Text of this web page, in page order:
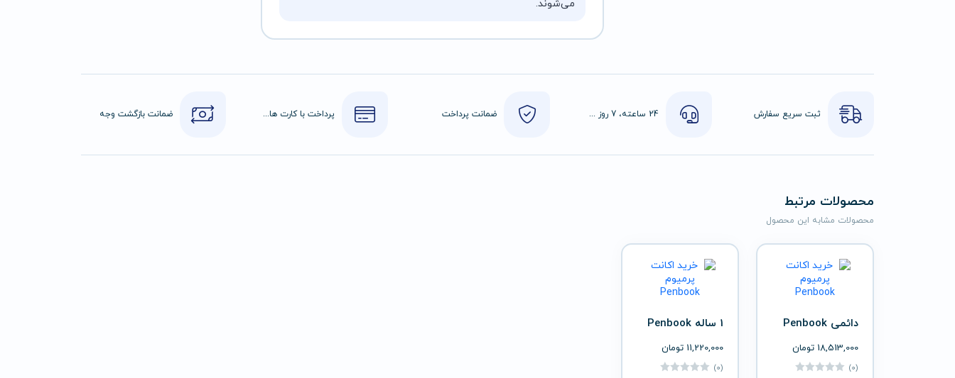
می‌شوند.
ثبت سریع سفارش 24 ساعته، 7 روز هفته ضمانت پرداخت پرداخت با کارت های عضو شتاب ضمانت بازگشت وجه
محصولات مرتبط
محصولات مشابه این محصول
دائمی Penbook
18,513,000 تومان
(0)
1 ساله Penbook
11,220,000 تومان
(0)